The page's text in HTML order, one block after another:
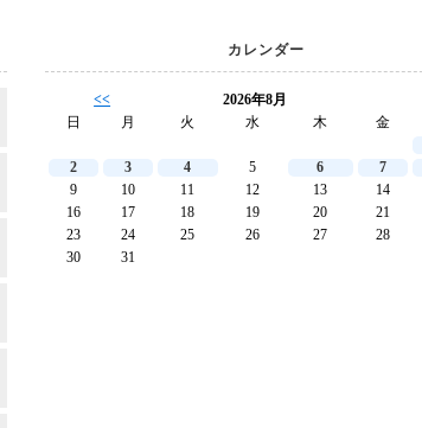
カレンダー
<<
2026年8月
日
月 火 水 木 金
2 3 4 5 6
7
9
10 11 12 13
14
16
17 18 19 20
21
23
24 25 26 27
28
30
31